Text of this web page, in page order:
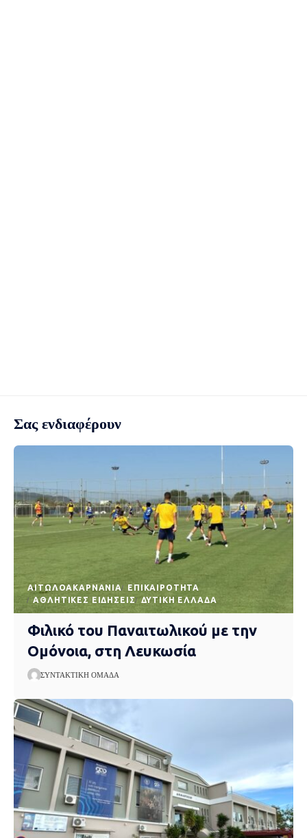
Σας ενδιαφέρουν
AΙΤΩΛΟΑΚΑΡΝΑΝΊΑ
EΠΙΚΑΙΡΌΤΗΤΑ
ΑΘΛΗΤΙΚΈΣ ΕΙΔΉΣΕΙΣ
ΔΥΤΙΚΉ ΕΛΛΆΔΑ
Φιλικό του Παναιτωλικού με την
Ομόνοια, στη Λευκωσία
ΣΥΝΤΑΚΤΙΚΉ ΟΜΆΔΑ